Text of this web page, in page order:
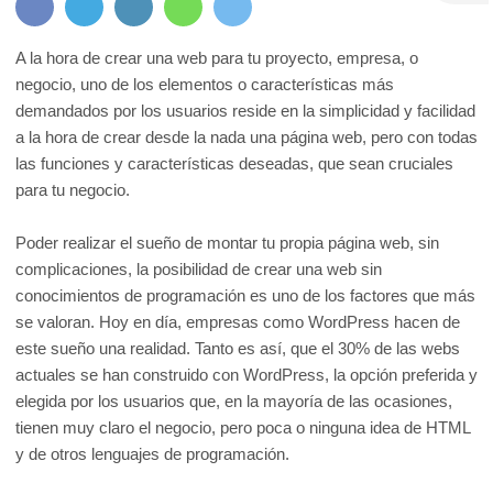
A la hora de crear una web para tu proyecto, empresa, o
negocio, uno de los elementos o características más
demandados por los usuarios reside en la simplicidad y facilidad
a la hora de crear desde la nada una página web, pero con todas
las funciones y características deseadas, que sean cruciales
para tu negocio.
Poder realizar el sueño de montar tu propia página web, sin
complicaciones, la posibilidad de crear una web sin
conocimientos de programación es uno de los factores que más
se valoran. Hoy en día, empresas como WordPress hacen de
este sueño una realidad. Tanto es así, que el 30% de las webs
actuales se han construido con WordPress, la opción preferida y
elegida por los usuarios que, en la mayoría de las ocasiones,
tienen muy claro el negocio, pero poca o ninguna idea de HTML
y de otros lenguajes de programación.